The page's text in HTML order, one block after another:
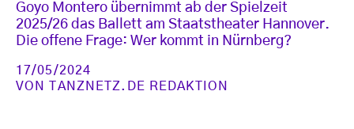
Goyo Montero übernimmt ab der Spielzeit
2025/26 das Ballett am Staatstheater Hannover.
Die offene Frage: Wer kommt in Nürnberg?
17/05/2024
VON
TANZNETZ.DE REDAKTION